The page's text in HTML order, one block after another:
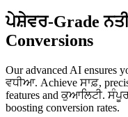
ਪੇਸ਼ੇਵਰ-Grade
Conversions
Our advanced AI
ਵਧੀਆ. Achieve ਸਾਫ਼,
features and ਕੁਆਲਿਟੀ.
boosting conversion rates.